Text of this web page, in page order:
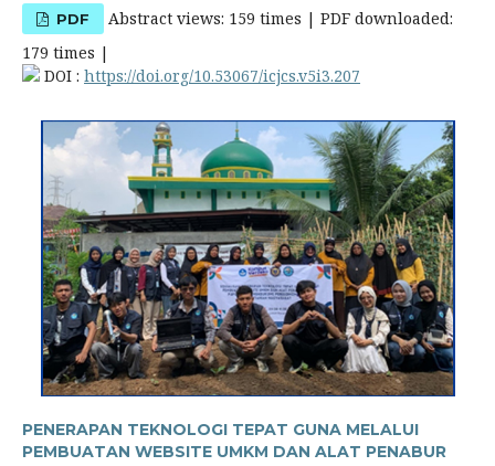
PDF
Abstract views: 159 times | PDF downloaded:
179 times |
DOI : https://doi.org/10.53067/icjcs.v5i3.207
PENERAPAN TEKNOLOGI TEPAT GUNA MELALUI
PEMBUATAN WEBSITE UMKM DAN ALAT PENABUR